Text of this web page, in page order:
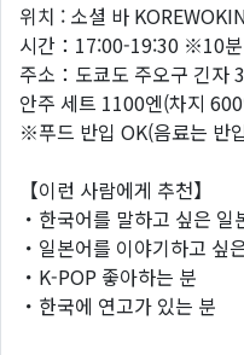
위치 : 소셜 바
시간：17:00-19:30 ※10
주소：도쿄도 주오구 긴자
안주 세트 1100엔(차지
※푸드 반입 OK(음료는 반
【이런 사람에게 추천】
・한국어를 말하고 싶은 일
・일본어를 이야기하고 싶
・K-POP 좋아하는 분
・한국에 연고가 있는 분